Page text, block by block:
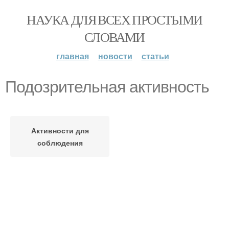
НАУКА ДЛЯ ВСЕХ ПРОСТЫМИ
СЛОВАМИ
главная новости статьи
Подозрительная активность
Активности для
соблюдения